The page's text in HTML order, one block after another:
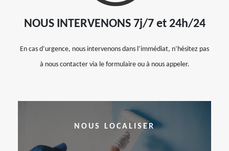
NOUS INTERVENONS 7j/7 et 24h/24
En cas d’urgence, nous intervenons dans l’immédiat, n’hésitez pas
à nous contacter via le formulaire ou à nous appeler.
NOUS LOCALISER